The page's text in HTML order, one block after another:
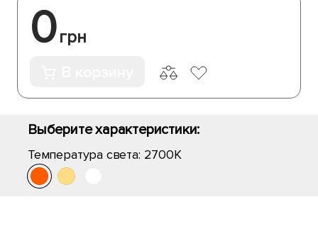
0грн
Выберите характеристики:
Температура света: 2700K